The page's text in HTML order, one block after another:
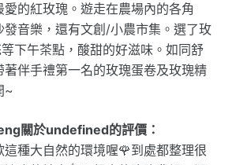
的紅玫瑰。遊走在農場內的各角
發音樂，還有文創/小農市集。選了玫
下午茶點，酸甜的好滋味。如同舒
著伴手禮第一名的玫瑰蛋卷及玫瑰精
~
關於undefined的評價：
種大自然的環境喔🌹到處都整理很